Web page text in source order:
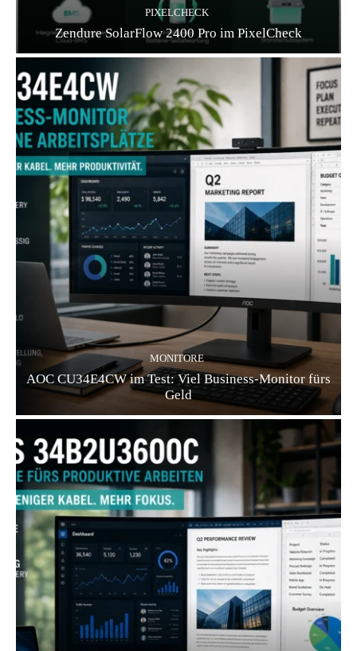
PIXELCHECK
Zendure SolarFlow 2400 Pro im PixelCheck
MONITORE
AOC CU34E4CW im Test: Viel Business-Monitor fürs
Geld